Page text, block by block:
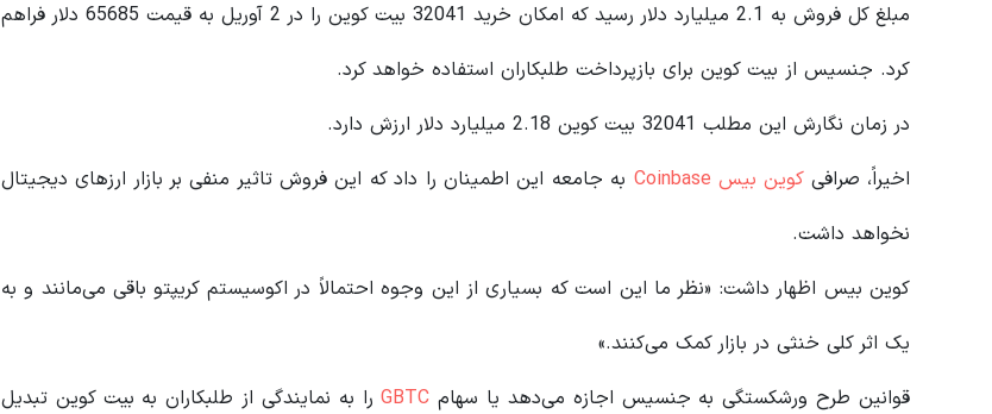
مبلغ کل فروش به 2.1 میلیارد دلار رسید که امکان خرید 32041 بیت کوین را در 2 آوریل به قیمت 65685 دلار فراهم
کرد. جنسیس از بیت کوین برای بازپرداخت طلبکاران استفاده خواهد کرد.
در زمان نگارش این مطلب 32041 بیت کوین 2.18 میلیارد دلار ارزش دارد.
اخیراً، صرافی کوین بیس Coinbase
به جامعه این اطمینان را داد که این فروش تاثیر منفی بر بازار ارزهای دیجیتال
نخواهد داشت.
کوین بیس اظهار داشت: «نظر ما این است که بسیاری از این وجوه احتمالاً در اکوسیستم کریپتو باقی می‌مانند و به
یک اثر کلی خنثی در بازار کمک می‌کنند.»
قوانین طرح ورشکستگی به جنسیس اجازه می‌دهد یا سهام GBTCرا به نمایندگی از طلبکاران به بیت کوین تبدیل